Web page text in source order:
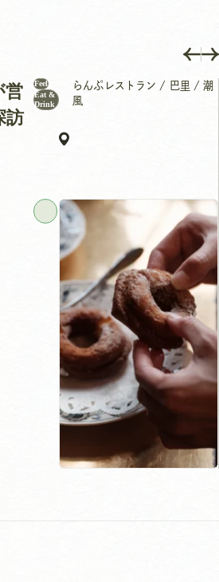
営
訪
Feel
Eat &
Drink
らんぷレストラン / 巴里 / 潮
風